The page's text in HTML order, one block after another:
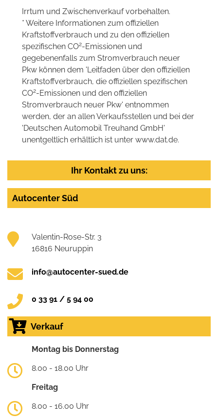
Irrtum und Zwischenverkauf vorbehalten.
* Weitere Informationen zum offiziellen
Kraftstoffverbrauch und zu den offiziellen
spezifischen CO2-Emissionen und
gegebenenfalls zum Stromverbrauch neuer
Pkw können dem 'Leitfaden über den offiziellen
Kraftstoffverbrauch, die offiziellen spezifischen
CO2-Emissionen und den offiziellen
Stromverbrauch neuer Pkw' entnommen
werden, der an allen Verkaufsstellen und bei der
'Deutschen Automobil Treuhand GmbH'
unentgeltlich erhältlich ist unter www.dat.de.
Ihr Kontakt zu uns:
Autocenter Süd
Valentin-Rose-Str. 3
16816 Neuruppin
info@autocenter-sued.de
0 33 91 / 5 94 00
Verkauf
Montag bis Donnerstag
8.00 - 18.00 Uhr
Freitag
8.00 - 16.00 Uhr